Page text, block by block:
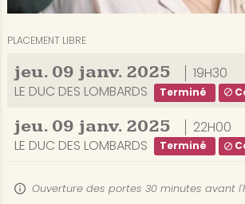
PLACEMENT LIBRE
jeu. 09 janv. 2025
19H30
LE DUC DES LOMBARDS
Terminé
jeu. 09 janv. 2025
22H00
LE DUC DES LOMBARDS
Terminé
Ouverture des portes 30 minutes avant